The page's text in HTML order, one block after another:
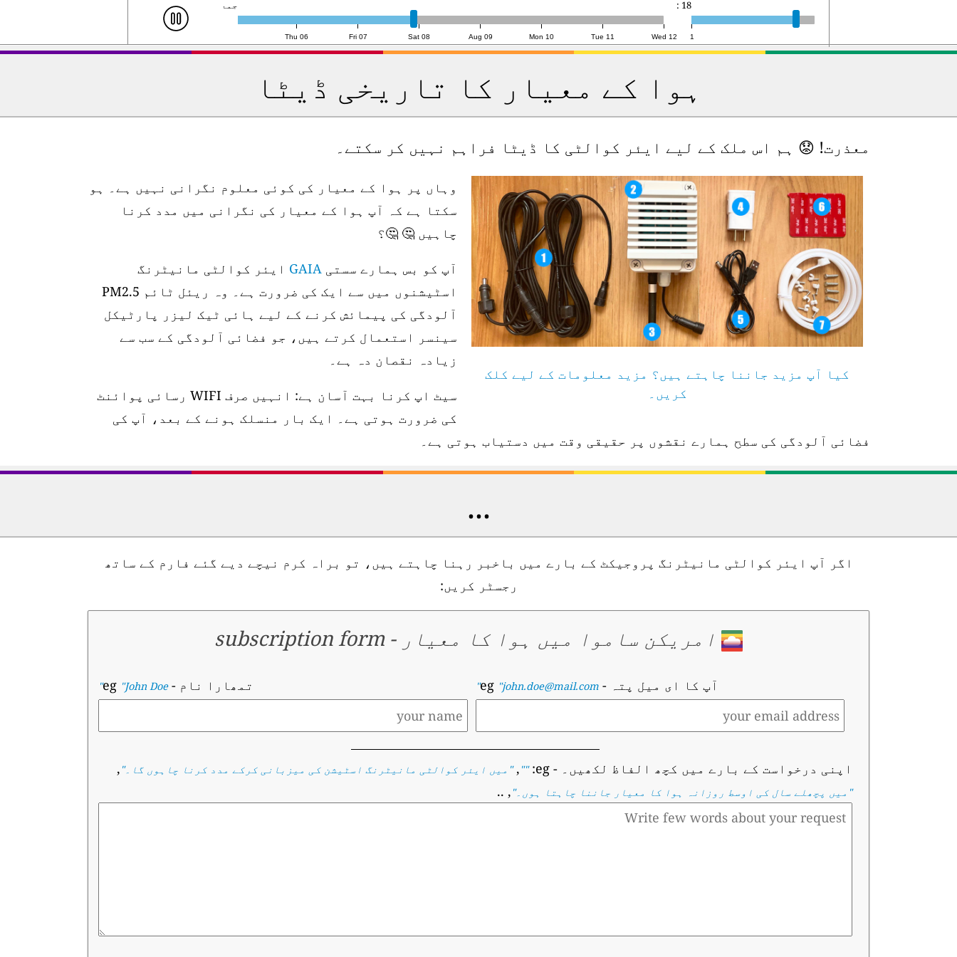
1
Speed(FPS): 18
Thu 06 Fri 07 Sat 08 Aug 09 Mon 10 Tue 11 Wed 12
ہفتہ 8، 16:00 (UTC)
ہوا کے معیار کا تاریخی ڈیٹا
معذرت! 😟 ہم اس ملک کے لیے ایئر کوالٹی کا ڈیٹا فراہم نہیں کر سکتے۔
کیا آپ مزید جاننا چاہتے ہیں؟ مزید معلومات کے لیے کلک
کریں۔
وہاں پر ہوا کے معیار کی کوئی معلوم نگرانی نہیں ہے۔ ہو
سکتا ہے کہ آپ ہوا کے معیار کی نگرانی میں مدد کرنا
چاہیں 🤔 🤔؟
آپ کو بس ہمارے سستی GAIA ایئر کوالٹی مانیٹرنگ
اسٹیشنوں میں سے ایک کی ضرورت ہے۔ وہ ریئل ٹائم PM2.5
آلودگی کی پیمائش کرنے کے لیے ہائی ٹیک لیزر پارٹیکل
سینسر استعمال کرتے ہیں، جو فضائی آلودگی کے سب سے
زیادہ نقصان دہ ہے۔
سیٹ اپ کرنا بہت آسان ہے: انہیں صرف WIFI رسائی پوائنٹ
کی ضرورت ہوتی ہے۔ ایک بار منسلک ہونے کے بعد، آپ کی
فضائی آلودگی کی سطح ہمارے نقشوں پر حقیقی وقت میں دستیاب ہوتی ہے۔
...
اگر آپ ایئر کوالٹی مانیٹرنگ پروجیکٹ کے بارے میں باخبر رہنا چاہتے ہیں، تو براہ کرم نیچے دیے گئے فارم کے ساتھ
رجسٹر کریں:
امریکن ساموا میں ہوا کا معیار -
subscription form
تمھارا نام - eg
"John Doe" آپ کا ای میل پتہ - eg
"john.doe@mail.com"
اپنی درخواست کے بارے میں کچھ الفاظ لکھیں۔ - eg:
""
,
" میں ایئر کوالٹی مانیٹرنگ اسٹیشن کی میزبانی کرکے مدد کرنا چاہوں گا۔"
,
" میں پچھلے سال کی اوسط روزانہ ہوا کا معیار جاننا چاہتا ہوں۔"
, ..